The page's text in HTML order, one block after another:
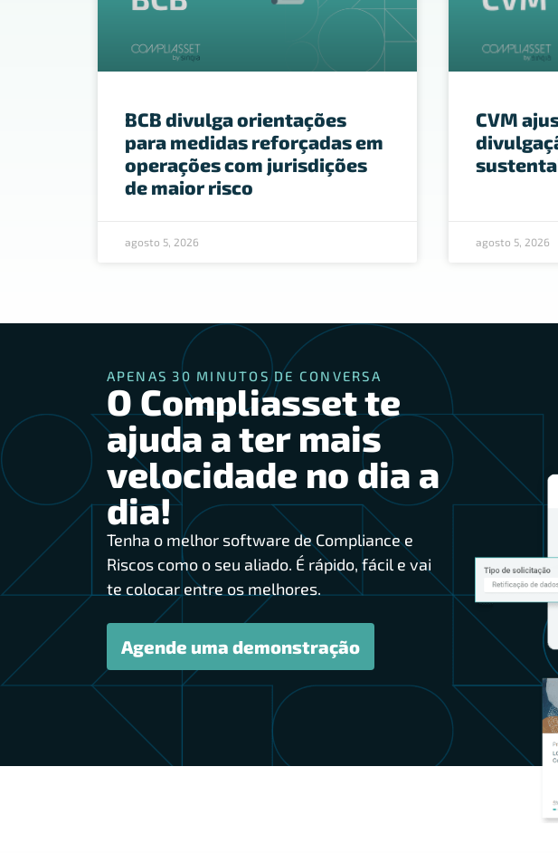
BCB divulga orientações
para medidas reforçadas em
operações com jurisdições
de maior risco
agosto 5, 2026
CVM
agosto 5, 2026
APENAS 30 MINUTOS DE CONVERSA
O Compliasset te
ajuda a ter mais
velocidade no dia a
dia!
Tenha o melhor software de Compliance e
Riscos como o seu aliado. É rápido, fácil e vai
te colocar entre os melhores.
Agende uma demonstração